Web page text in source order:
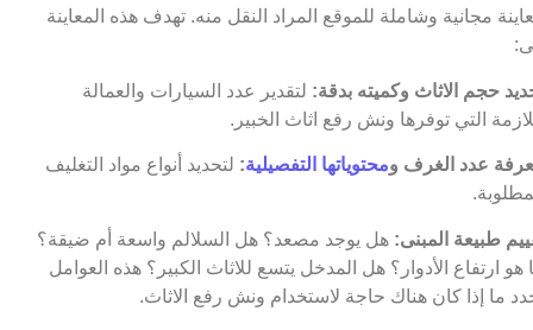
مجانية وشاملة للموقع المراد النقل منه. تهدف هذه المعاينة
حجم الاثاث وكميته بدقة: لتقدير عدد السيارات والعمالة
التي توفرها ونش رفع اثاث الخبير.
عدد الغرف ومحتوياتها التفصيلية: لتحديد أنواع مواد التغليف
طبيعة المبنى: هل يوجد مصعد؟ هل السلالم واسعة أم ضيقة؟
هو ارتفاع الأدوار؟ هل المدخل يتسع للاثاث الكبير؟ هذه العوامل
ما إذا كان هناك حاجة لاستخدام ونش رفع الاثاث.